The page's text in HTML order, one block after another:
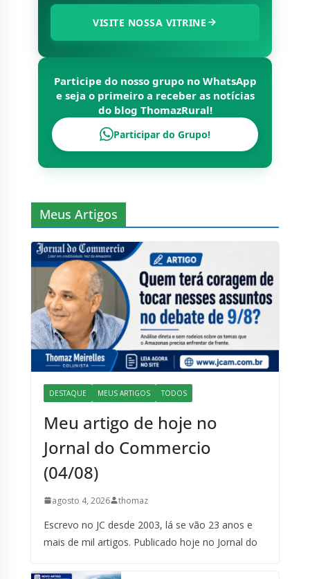
VISITE NOSSA VITRINE
Participe do nosso grupo no WhatsApp
e seja o primeiro a receber as notícias
do blog ThomazRural!
Participar do Grupo!
Meus Artigos
DESTAQUE MEUS ARTIGOS TODOS
Meu artigo de hoje no
Jornal do Commercio
(04/08)
agosto 4, 2026 thomaz
Escrevo no JC desde 2003, lá se vão 23 anos e
mais de mil artigos. Publicado hoje no Jornal do